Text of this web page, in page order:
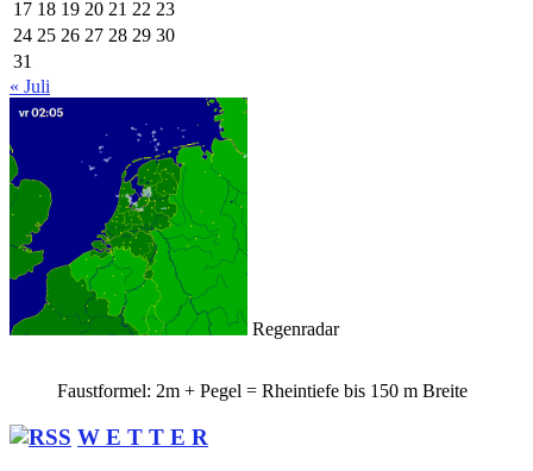
17 18 19 20 21 22 23
24 25 26 27 28 29 30
31
« Juli
Regenradar
Faustformel: 2m + Pegel = Rheintiefe bis 150 m Breite
W E T T E R